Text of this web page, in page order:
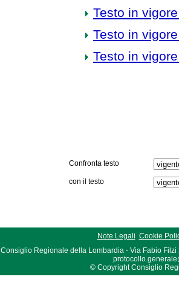
Testo in
Testo in
Testo in
Confronta testo
con il testo
Note Legali Cookie
Consiglio Regionale della Lombardia - Via Fabio Filzi
© Copyright Consiglio